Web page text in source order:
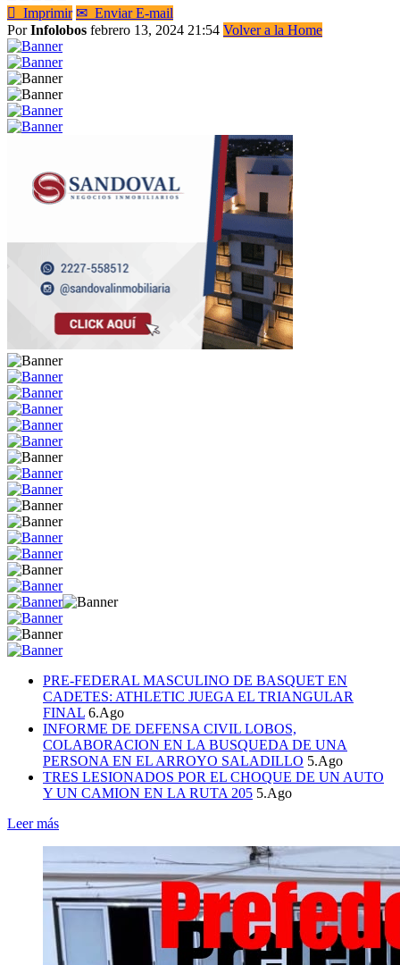
 Imprimir ✉ Enviar E-mail
PorInfolobos febrero 13, 2024 21:54 Volver a la Home
PRE-FEDERAL MASCULINO DE BASQUET EN
CADETES: ATHLETIC JUEGA EL TRIANGULAR
FINAL 6.Ago
INFORME DE DEFENSA CIVIL LOBOS,
COLABORACION EN LA BUSQUEDA DE UNA
PERSONA EN EL ARROYO SALADILLO 5.Ago
TRES LESIONADOS POR EL CHOQUE DE UN AUTO
Y UN CAMION EN LA RUTA 205 5.Ago
Leer más